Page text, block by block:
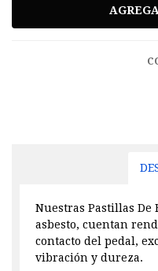
Nuestras Pastillas De
asbesto, cuentan
contacto del pedal,
vibración y dureza.